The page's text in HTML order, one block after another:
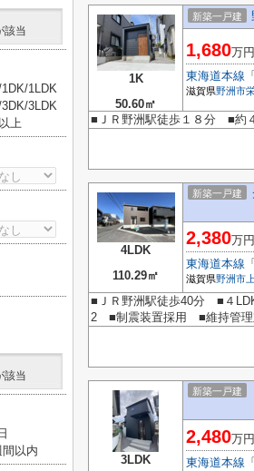
1K
50.60㎡
新築一戸建
1,680万円
東海道本線
滋賀県野洲市
■ＪＲ野洲駅徒歩１８分 ■約
4LDK
110.29㎡
新築一戸建
2,380万円
東海道本線
滋賀県野洲市
■ＪＲ野洲駅徒歩40分 ■４
2 ■制震装置採用 ■維持管理
3LDK
新築一戸建
2,480万円
東海道本線
該当
1LDK
3LDK
上
該当
間以内